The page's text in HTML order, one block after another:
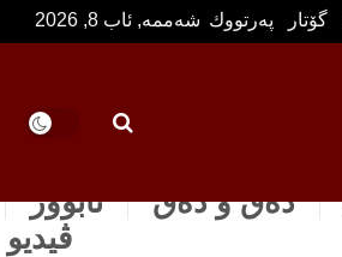
گۆتار په‌رتووك شەممە, ئاب 8, 2026
دەق و دەق ئابوور
ڤیدیو